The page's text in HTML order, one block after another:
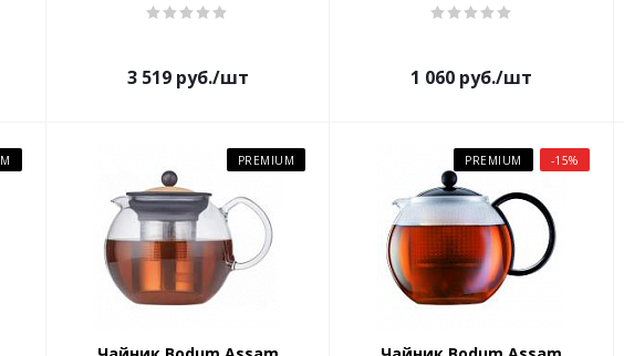
3 519руб./шт 1 060 руб./шт
PREMIUM PREMIUM -15%